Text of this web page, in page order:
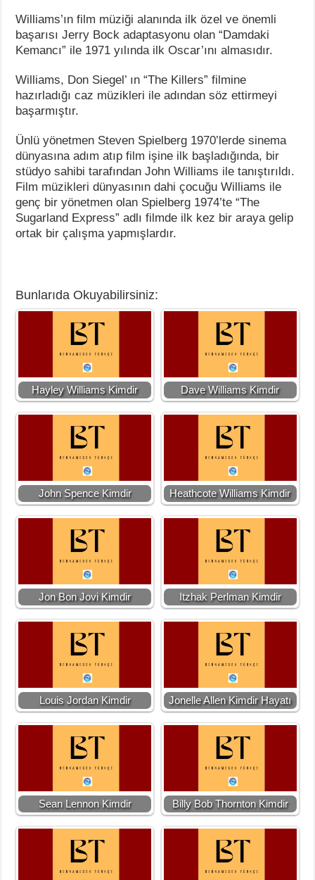
Williams’ın film müziği alanında ilk özel ve önemli
başarısı Jerry Bock adaptasyonu olan “Damdaki
Kemancı” ile 1971 yılında ilk Oscar’ını almasıdır.
Williams, Don Siegel’ ın “The Killers” filmine
hazırladığı caz müzikleri ile adından söz ettirmeyi
başarmıştır.
Ünlü yönetmen Steven Spielberg 1970’lerde sinema
dünyasına adım atıp film işine ilk başladığında, bir
stüdyo sahibi tarafından John Williams ile tanıştırıldı.
Film müzikleri dünyasının dahi çocuğu Williams ile
genç bir yönetmen olan Spielberg 1974’te “The
Sugarland Express” adlı filmde ilk kez bir araya gelip
ortak bir çalışma yapmışlardır.
Bunlarıda Okuyabilirsiniz:
Hayley Williams Kimdir Dave Williams Kimdir
John Spence Kimdir Heathcote Williams Kimdir
Jon Bon Jovi Kimdir Itzhak Perlman Kimdir
Louis Jordan Kimdir Jonelle Allen Kimdir Hayatı
Sean Lennon Kimdir Billy Bob Thornton Kimdir